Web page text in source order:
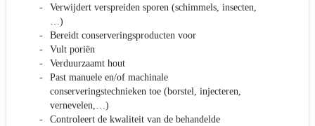
Verwijdert verspreiden sporen (schimmels, insecten,
…)
Bereidt conserveringsproducten voor
Vult poriën
Verduurzaamt hout
Past manuele en/of machinale
conserveringstechnieken toe (borstel, injecteren,
vernevelen,…)
Controleert de kwaliteit van de behandelde